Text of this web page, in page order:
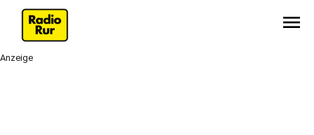
menu
Anzeige